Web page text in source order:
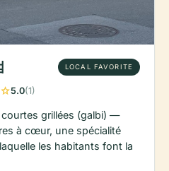
LOCAL FAVORITE
star5.0(1)
grillées (galbi) —
à cœur, une spécialité
les habitants font la